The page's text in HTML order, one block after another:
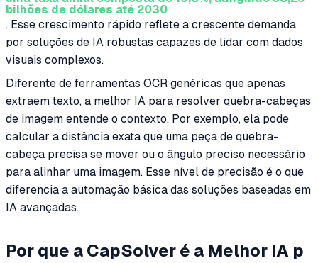
bilhões de dólares até 2030
. Esse crescimento rápido reflete a crescente demanda
por soluções de IA robustas capazes de lidar com dados
visuais complexos.
Diferente de ferramentas OCR genéricas que apenas
extraem texto, a melhor IA para resolver quebra-cabeças
de imagem entende o contexto. Por exemplo, ela pode
calcular a distância exata que uma peça de quebra-
cabeça precisa se mover ou o ângulo preciso necessário
para alinhar uma imagem. Esse nível de precisão é o que
diferencia a automação básica das soluções baseadas em
IA avançadas.
Por que a CapSolver é a Melhor IA p